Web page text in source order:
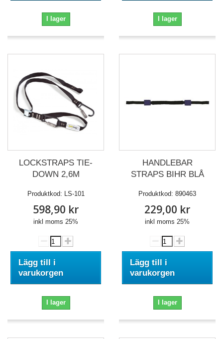
I lager I lager
LOCKSTRAPS TIE-
DOWN 2,6M
Produktkod: LS-101
598,90 kr
inkl moms 25%
Lägg till i
varukorgen
I lager
HANDLEBAR
STRAPS BIHR BLÅ
Produktkod: 890463
229,00 kr
inkl moms 25%
Lägg till i
varukorgen
I lager